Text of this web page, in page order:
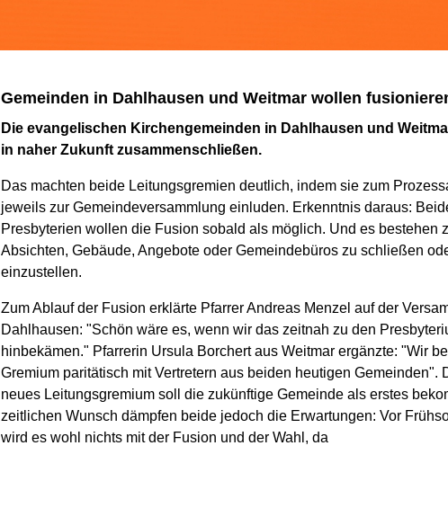
Gemeinden in Dahlhausen und Weitmar wollen
Die evangelischen Kirchengemeinden in Dahlhausen und
in naher Zukunft zusammenschließen.
Das machten beide Leitungsgremien deutlich, indem sie zum
jeweils zur Gemeindeversammlung einluden. Erkenntnis daraus:
Presbyterien wollen die Fusion sobald als möglich. Und es bestehen
Absichten, Gebäude, Angebote oder Gemeindebüros zu schließen
einzustellen.
Zum Ablauf der Fusion erklärte Pfarrer Andreas Menzel auf der
Dahlhausen: "Schön wäre es, wenn wir das zeitnah zu den
hinbekämen." Pfarrerin Ursula Borchert aus Weitmar ergänzte: "Wir
Gremium paritätisch mit Vertretern aus beiden heutigen Gemeinden".
neues Leitungsgremium soll die zukünftige Gemeinde als erstes
zeitlichen Wunsch dämpfen beide jedoch die Erwartungen: Vor
wird es wohl nichts mit der Fusion und der Wahl, da